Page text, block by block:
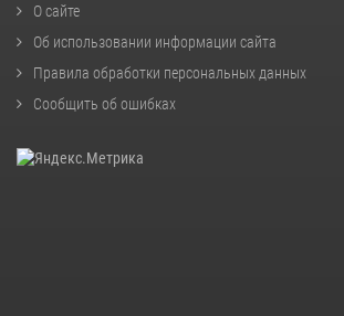
О сайте
Об использовании информации сайта
Правила обработки персональных данных
Сообщить об ошибках